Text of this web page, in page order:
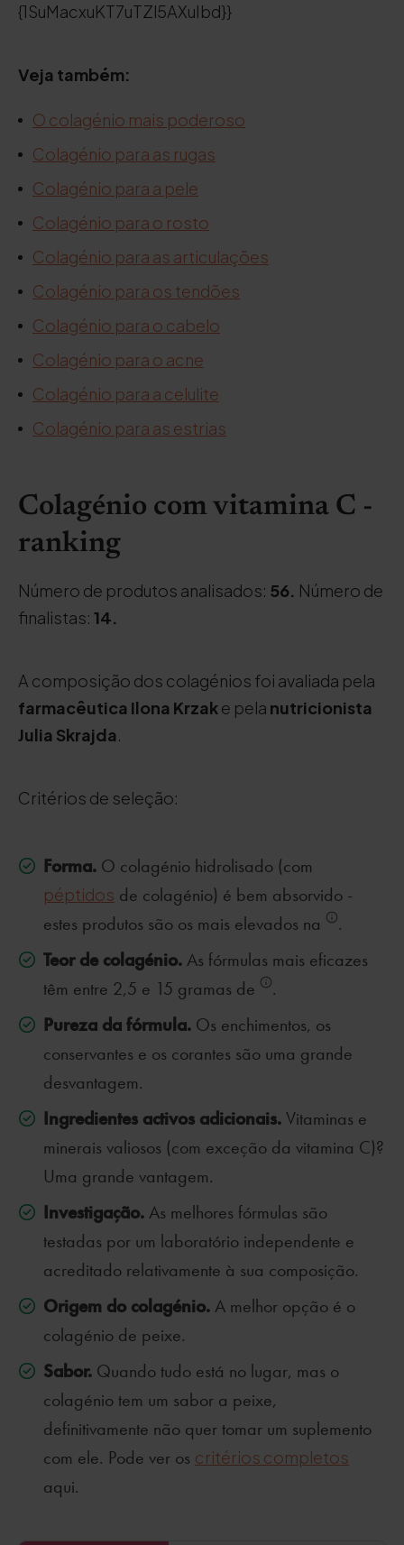
{1SuMacxuKT7uTZl5AXuIbd}}
Veja também:
O colagénio mais poderoso
Colagénio para as rugas
Colagénio para a pele
Colagénio para o rosto
Colagénio para as articulações
Colagénio para os tendões
Colagénio para o cabelo
Colagénio para o acne
Colagénio para a celulite
Colagénio para as estrias
Colagénio com vitamina C -
ranking
Número de produtos analisados: 56. Número de
finalistas: 14.
A composição dos colagénios foi avaliada pela
farmacêutica Ilona Krzake pela nutricionista
Julia Skrajda.
Critérios de seleção:
Forma. O colagénio hidrolisado (com
péptidos de colagénio) é bem absorvido -
estes produtos são os mais elevados na
.
Teor de colagénio. As fórmulas mais eficazes
têm entre 2,5 e 15 gramas de
.
Pureza da fórmula. Os enchimentos, os
conservantes e os corantes são uma grande
desvantagem.
Ingredientes activos adicionais. Vitaminas e
minerais valiosos (com exceção da vitamina C)?
Uma grande vantagem.
Investigação. As melhores fórmulas são
testadas por um laboratório independente e
acreditado relativamente à sua composição.
Origem do colagénio. A melhor opção é o
colagénio de peixe.
Sabor. Quando tudo está no lugar, mas o
colagénio tem um sabor a peixe,
definitivamente não quer tomar um suplemento
com ele. Pode ver os critérios completos
aqui.